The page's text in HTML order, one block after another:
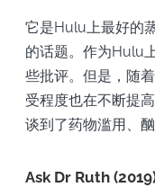
它是Hulu上最好的
的话题。作为Hulu
些批评。但是，随
受程度也在不断提
谈到了药物滥用、
Ask Dr Ruth